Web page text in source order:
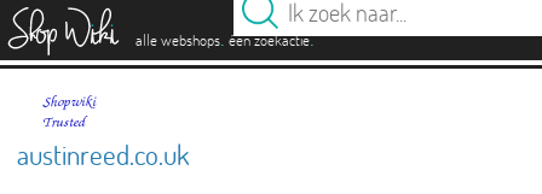
alle webshops. één zoekactie.
austinreed.co.uk